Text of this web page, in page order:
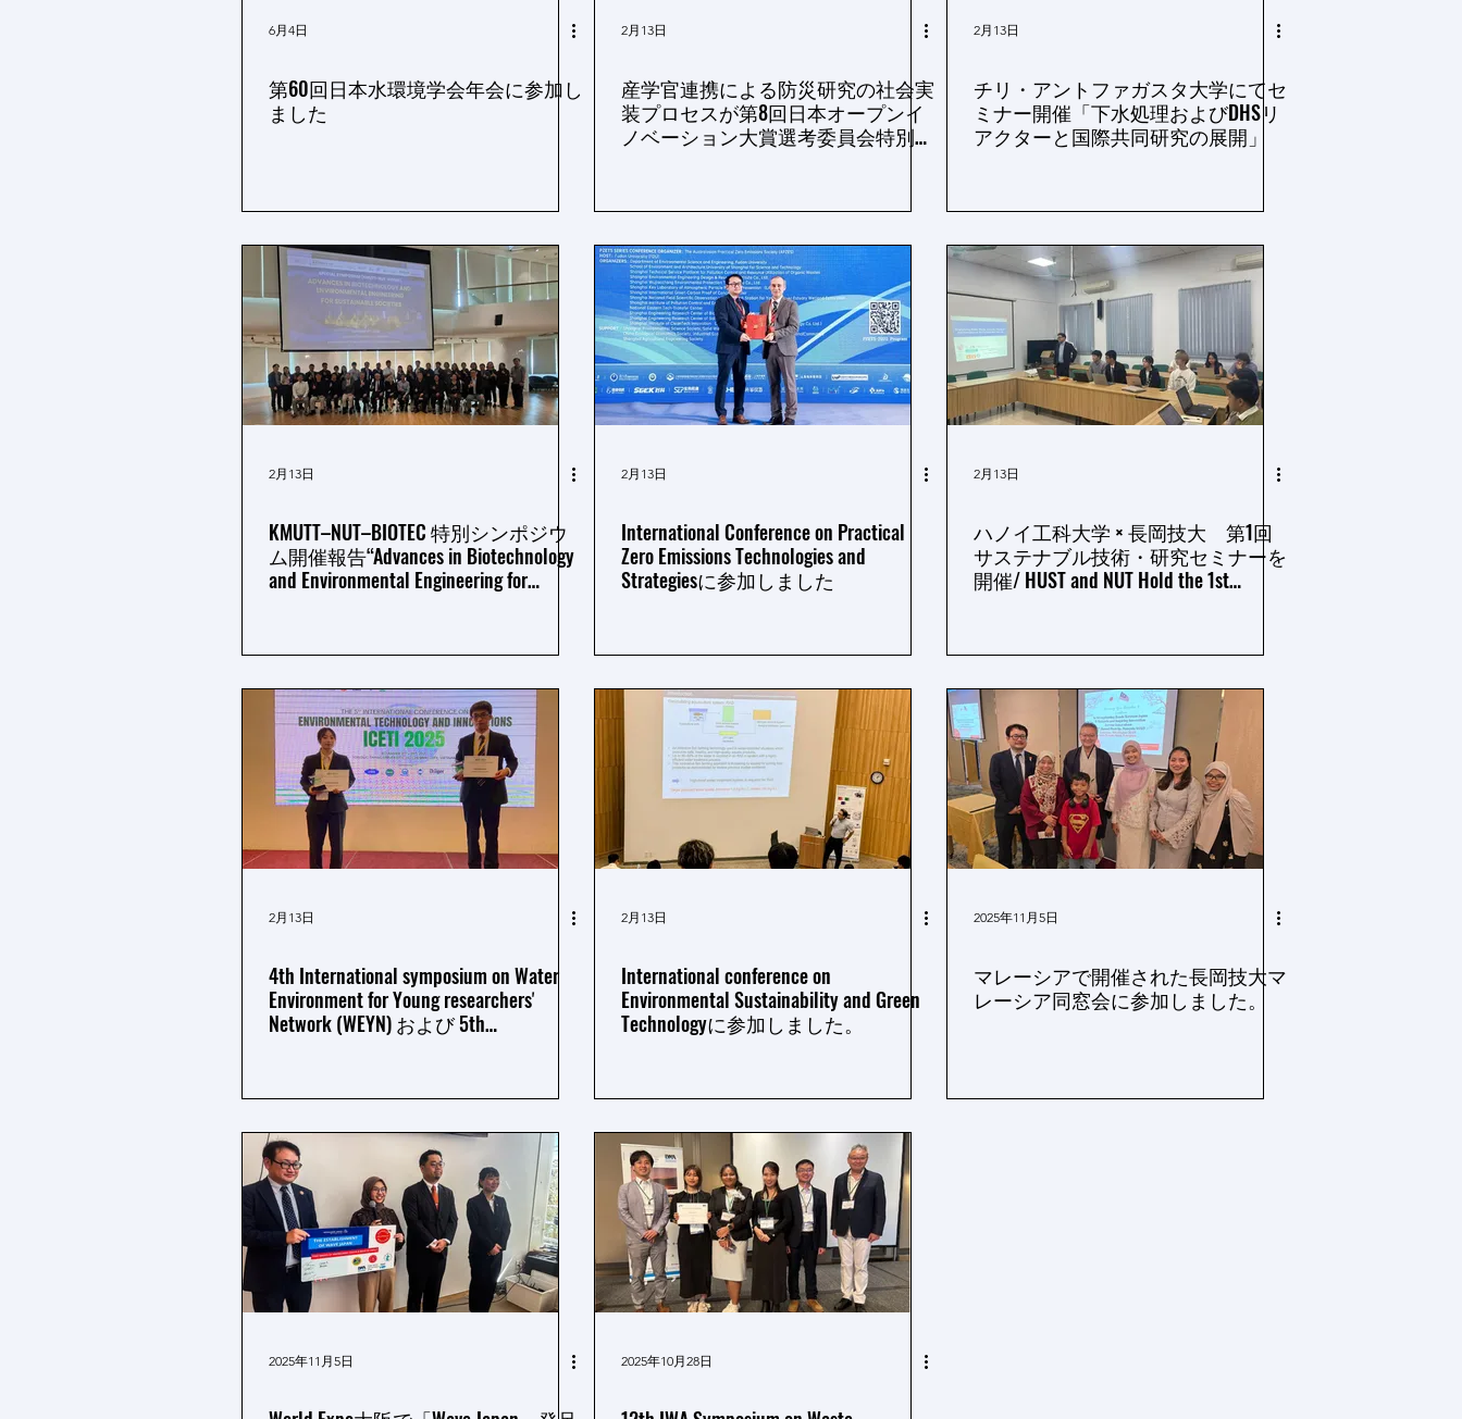
6月4日
第60回日本水環境学会年会に参加し
ました
2月13日
産学官連携による防災研究の社会実
装プロセスが第8回日本オープンイ
ノベーション大賞選考委員会特別賞
ー®」の社会貢献・世界展開－
2月13日
チリ・アントファガスタ大学にてセ
ミナー開催「下水処理およびDHSリ
アクターと国際共同研究の展開」
2月13日
KMUTT–NUT–BIOTEC 特別シンポジウ
ム開催報告“Advances in Biotechnology
and Environmental Engineering for
2月13日
International Conference on Practical
Zero Emissions Technologies and
Strategiesに参加しました
2月13日
ハノイ工科大学 × 長岡技大 第1回
サステナブル技術・研究セミナーを
開催/ HUST and NUT Hold the 1st
2月13日
4th International symposium on Water
Environment for Young researchersʼ
Network (WEYN) および 5th
Innovations-ICETI2025 に参加しました
2月13日
International conference on
Environmental Sustainability and Green
Technologyに参加しました。
2025年11月5日
マレーシアで開催された長岡技大マ
レーシア同窓会に参加しました。
2025年11月5日 2025年10月28日